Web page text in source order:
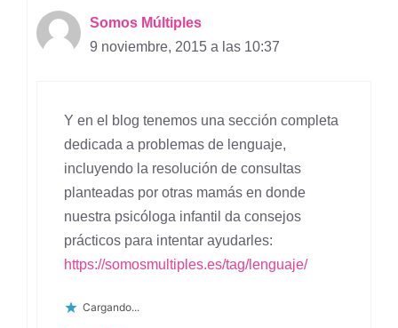
Somos Múltiples
9 noviembre, 2015 a las 10:37
Y en el blog tenemos una sección completa
dedicada a problemas de lenguaje,
incluyendo la resolución de consultas
planteadas por otras mamás en donde
nuestra psicóloga infantil da consejos
prácticos para intentar ayudarles:
https://somosmultiples.es/tag/lenguaje/
Cargando...